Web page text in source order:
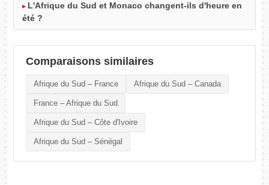
L'Afrique du Sud et Monaco changent-ils d'heure en
été ?
Comparaisons similaires
Afrique du Sud – France Afrique du Sud – Canada
France – Afrique du Sud
Afrique du Sud – Côte d'Ivoire
Afrique du Sud – Sénégal